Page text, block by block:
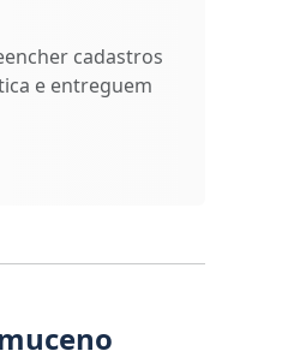
cadastros
e entreguem